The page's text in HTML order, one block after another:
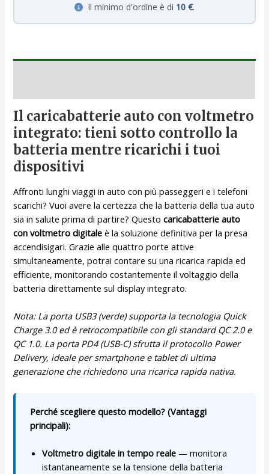
Il minimo d'ordine è di 10 €.
Il caricabatterie auto con voltmetro
integrato: tieni sotto controllo la
batteria mentre ricarichi i tuoi
dispositivi
Affronti lunghi viaggi in auto con più passeggeri e i telefoni
scarichi? Vuoi avere la certezza che la batteria della tua auto
sia in salute prima di partire? Questocaricabatterie auto
con voltmetro digitale è la soluzione definitiva per la presa
accendisigari. Grazie alle quattro porte attive
simultaneamente, potrai contare su una ricarica rapida ed
efficiente, monitorando costantemente il voltaggio della
batteria direttamente sul display integrato.
Nota: La porta USB3 (verde) supporta la tecnologia Quick
Charge 3.0 ed è retrocompatibile con gli standard QC 2.0 e
QC 1.0. La porta PD4 (USB-C) sfrutta il protocollo Power
Delivery, ideale per smartphone e tablet di ultima
generazione che richiedono una ricarica rapida nativa.
Perché scegliere questo modello? (Vantaggi
principali):
Voltmetro digitale in tempo reale — monitora
istantaneamente se la tensione della batteria